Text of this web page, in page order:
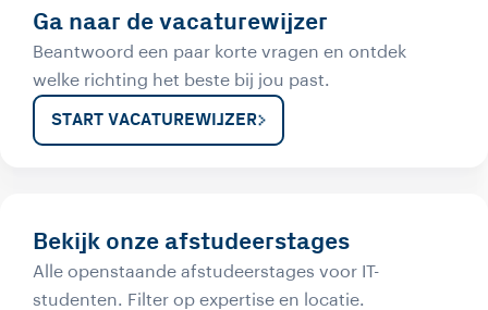
Ga naar de vacaturewijzer
Beantwoord een paar korte vragen en ontdek
welke richting het beste bij jou past.
START VACATUREWIJZER
Bekijk onze afstudeerstages
Alle openstaande afstudeerstages voor IT-
studenten. Filter op expertise en locatie.